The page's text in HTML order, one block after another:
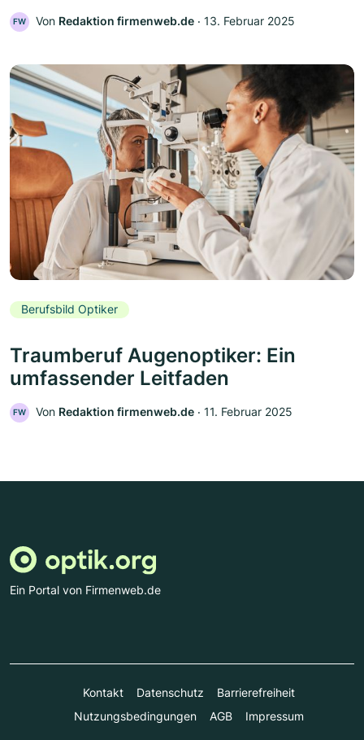
FW Von Redaktion firmenweb.de ‧ 13. Februar 2025
Berufsbild Optiker
Traumberuf Augenoptiker: Ein
umfassender Leitfaden
FW Von Redaktion firmenweb.de ‧ 11. Februar 2025
Ein Portal von Firmenweb.de
Kontakt Datenschutz
Barrierefreiheit
Nutzungsbedingungen
AGB Impressum